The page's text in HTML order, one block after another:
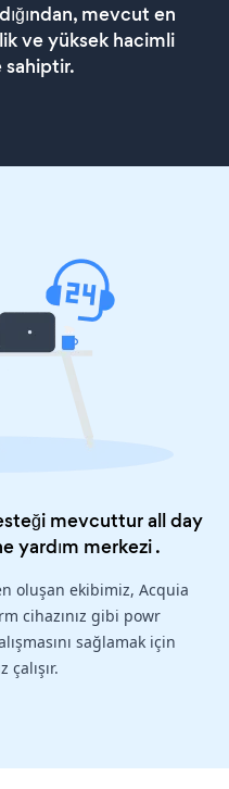
mevcut en
ve yüksek hacimli
mevcuttur all day
yardım merkezi.
oluşan ekibimiz, Acquia
cihazınız gibi powr
sağlamak için